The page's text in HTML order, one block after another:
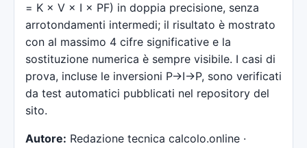
= K × V × I × PF) in doppia precisione, senza
arrotondamenti intermedi; il risultato è mostrato
con al massimo 4 cifre significative e la
sostituzione numerica è sempre visibile. I casi di
prova, incluse le inversioni P→I→P, sono verificati
da test automatici pubblicati nel repository del
sito.
Autore: Redazione tecnica calcolo.online ·